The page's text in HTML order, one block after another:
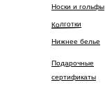
Нижнее белье
Колготки
Носки и гольфы
Подарочные
сертификаты